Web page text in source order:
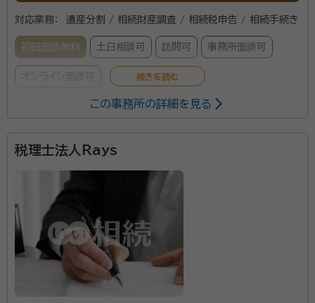
対応業務： 遺産分割 / 相続財産調査 / 相続税申告 / 相続手続き
初回面談無料 土日相談可 訪問可 事務所面談可
オンライン面談可
経歴：
・山梨県南アルプス市生まれ、静岡県焼津市出身 ・静岡県立藤枝東
品販売に従事 ・青山学院大学大学院 会計プロフェッション研究科 修了 ・
横浜市の税理士法人にて約11年間勤務し、個人事業から上場企業の税務
担当、相続税などの資産税担当まで、会計・税務に関する幅広い業務を担
当。社労士業務にもあたる。マネージャー・管理職としてチームの人材育成
などを経験 ・独立開業し、税理士事務所と社労士事務所を開設
大切な人を見送られた後の相続手続は、気持ちの整理
がつかない中で進めなければならず、不安や負担が多
いものです。 「何をしたらよいか分からず不安」「相続税
が心配」と感じられる方がほとんどです。 お客様が安心
して次の一歩を踏み出せるように、それぞれの状況に寄
り添いながら、スムーズな相続税申告を支援します。 ま
税理士、社会保険労務士
この事務所の詳細を見る
税理士法人Rays